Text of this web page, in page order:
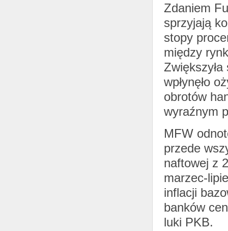
Zdaniem
sprzyjają
stopy
między
wpłynęło
obrotów
wyraźnym
MFW
przede
naftowej z
marzec-
inflacji
banków
luki PKB.